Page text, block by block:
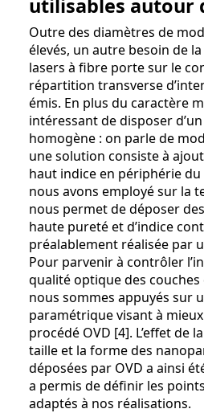
utilisables autour
Outre des diamètres de
élevés, un autre besoin de
lasers à fibre porte sur le
répartition transverse
émis. En plus du caractère
intéressant de disposer
homogène : on parle de
une solution consiste à
haut indice en périphérie
nous avons employé sur la
nous permet de déposer
haute pureté et d’indice
préalablement réalisée par
Pour parvenir à contrôler
qualité optique des couches
nous sommes appuyés sur
paramétrique visant à
procédé OVD [4]. L’effet de
taille et la forme des
déposées par OVD a ainsi
a permis de définir les
adaptés à nos réalisations.